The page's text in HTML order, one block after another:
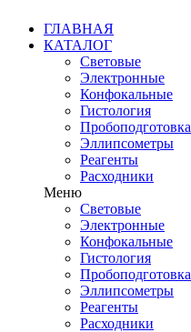
ГЛАВНАЯ
КАТАЛОГ
Световые
Электронные
Конфокальные
Гистология
Пробоподготовка
Эллипсометры
Реагенты
Расходники
Меню
Световые
Электронные
Конфокальные
Гистология
Пробоподготовка
Эллипсометры
Реагенты
Расходники